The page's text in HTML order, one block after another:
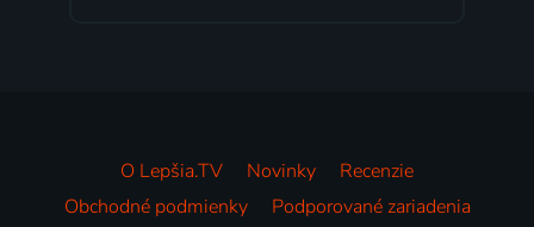
O Lepšia.TV Novinky
Recenzie
Obchodné podmienky
Podporované zariadenia